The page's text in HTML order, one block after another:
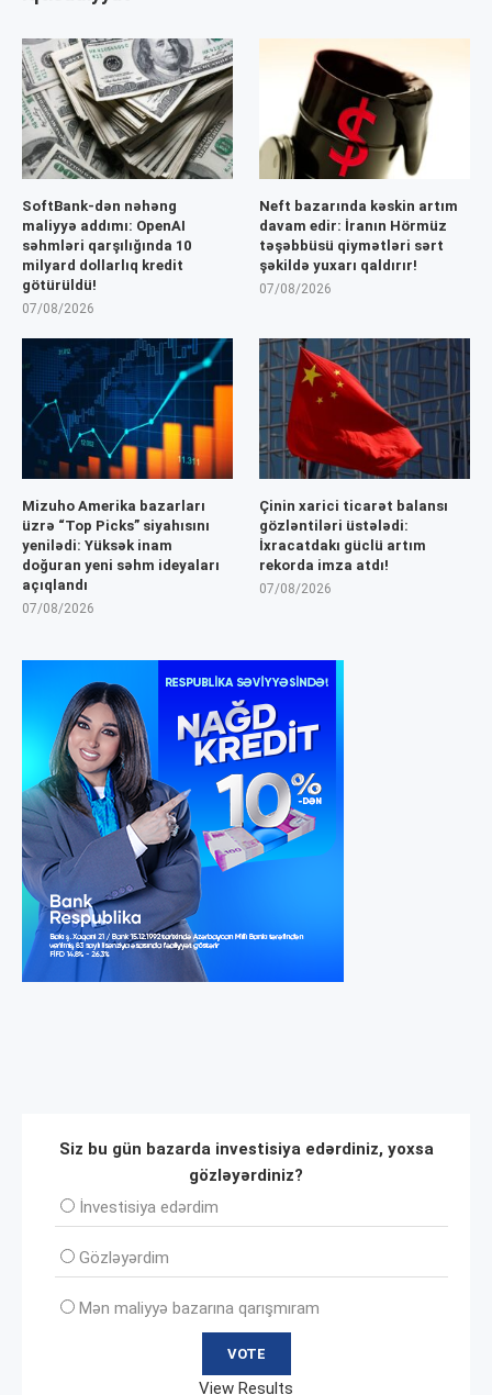
SoftBank-dən nəhəng
maliyyə addımı: OpenAI
səhmləri qarşılığında 10
milyard dollarlıq kredit
götürüldü!
07/08/2026
Neft bazarında kəskin artım
davam edir: İranın Hörmüz
təşəbbüsü qiymətləri sərt
şəkildə yuxarı qaldırır!
07/08/2026
Mizuho Amerika bazarları
üzrə “Top Picks” siyahısını
yenilədi: Yüksək inam
doğuran yeni səhm ideyaları
açıqlandı
07/08/2026
Çinin xarici ticarət balansı
gözləntiləri üstələdi:
İxracatdakı güclü artım
rekorda imza atdı!
07/08/2026
Siz bu gün bazarda investisiya edərdiniz, yoxsa
gözləyərdiniz?
İnvеstisiya edərdim
Gözləyərdim
Mən maliyyə bazarına qarışmıram
View Results